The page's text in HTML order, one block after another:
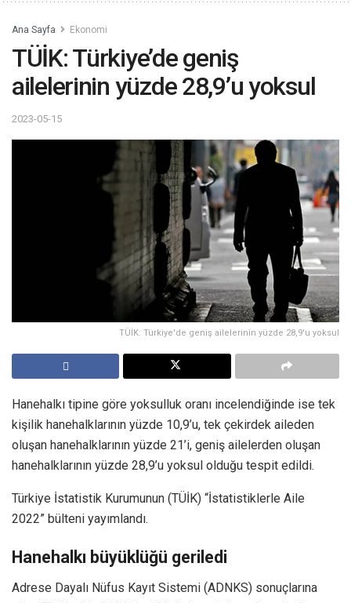
Ana Sayfa Ekonomi
TÜİK: Türkiye’de geniş
ailelerinin yüzde 28,9’u yoksul
2023-05-15
TÜİK: Türkiye'de geniş ailelerinin yüzde 28,9'u yoksul
Hanehalkı tipine göre yoksulluk oranı incelendiğinde ise tek
kişilik hanehalklarının yüzde 10,9’u, tek çekirdek aileden
oluşan hanehalklarının yüzde 21’i, geniş ailelerden oluşan
hanehalklarının yüzde 28,9’u yoksul olduğu tespit edildi.
Türkiye İstatistik Kurumunun (TÜİK) “İstatistiklerle Aile
2022” bülteni yayımlandı.
Hanehalkı büyüklüğü geriledi
Adrese Dayalı Nüfus Kayıt Sistemi (ADNKS) sonuçlarına